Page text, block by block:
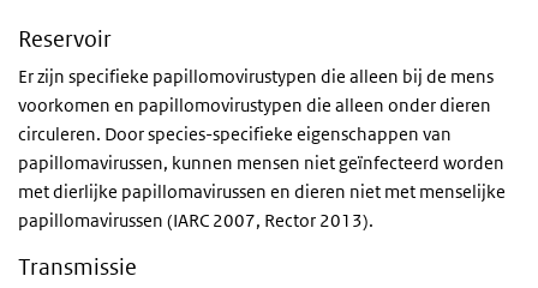
Reservoir
Er zijn specifieke papillomovirustypen die alleen bij de mens
voorkomen en papillomovirustypen die alleen onder dieren
circuleren. Door species-specifieke eigenschappen van
papillomavirussen, kunnen mensen niet geïnfecteerd worden
met dierlijke papillomavirussen en dieren niet met menselijke
papillomavirussen (IARC 2007, Rector 2013).
Transmissie